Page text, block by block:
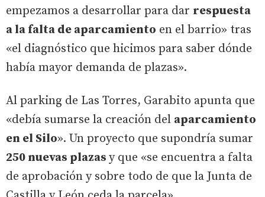
empezamos a desarrollar para dar respuesta
a la falta de aparcamiento en el barrio» tras
«el diagnóstico que hicimos para saber dónde
había mayor demanda de plazas».
Al parking de Las Torres, Garabito apunta que
«debía sumarse la creación del aparcamiento
en el Silo». Un proyecto que supondría sumar
250 nuevas plazas y que «se encuentra a falta
de aprobación y sobre todo de que la Junta de